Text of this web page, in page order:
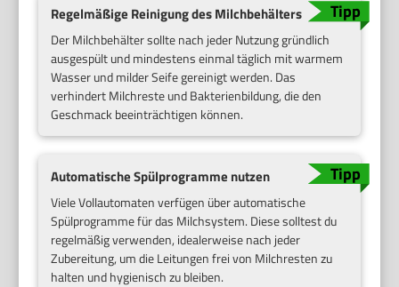
Regelmäßige Reinigung des Milchbehälters
Der Milchbehälter sollte nach jeder Nutzung gründlich
ausgespült und mindestens einmal täglich mit warmem
Wasser und milder Seife gereinigt werden. Das
verhindert Milchreste und Bakterienbildung, die den
Geschmack beeinträchtigen können.
Automatische Spülprogramme nutzen
Viele Vollautomaten verfügen über automatische
Spülprogramme für das Milchsystem. Diese solltest du
regelmäßig verwenden, idealerweise nach jeder
Zubereitung, um die Leitungen frei von Milchresten zu
halten und hygienisch zu bleiben.